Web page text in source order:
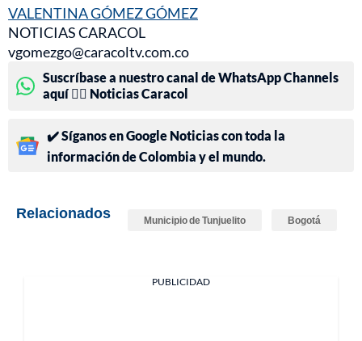
VALENTINA GÓMEZ GÓMEZ
NOTICIAS CARACOL
vgomezgo@caracoltv.com.co
Suscríbase a nuestro canal de WhatsApp Channels
aquí 👉🏻 Noticias Caracol
✔️ Síganos en Google Noticias con toda la
información de Colombia y el mundo.
Relacionados Municipio de Tunjuelito Bogotá
PUBLICIDAD